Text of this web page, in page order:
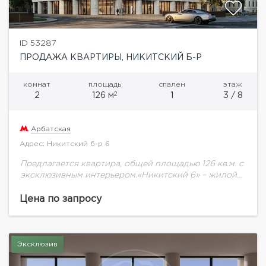
ID 53287
ПРОДАЖА КВАРТИРЫ, НИКИТСКИЙ Б-Р
комнат
2
площадь
126 м2
спален этаж
3 / 8
Арбатская
Адрес: Никитский б-р 6
Предлагается квартира, общей площадью 126 кв.м. с
эксклюзивным интерьером.«Никитский 6» – жилой
локации на Арбате, в пешей доступности от
Цена по запросу
Эксклюзив